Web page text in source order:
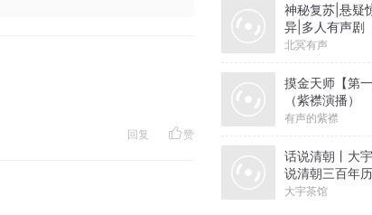
回复 赞
神秘复苏|悬疑
异|多人有声剧
北冥有声
摸金天师【第一
（紫襟演播）
有声的紫襟
话说清朝丨大
说清朝三百年
尔哈赤到末代皇
大宇茶馆